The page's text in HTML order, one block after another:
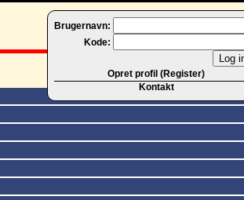
Brugernavn:
Kode:
Opret profil (Register)
Kontakt